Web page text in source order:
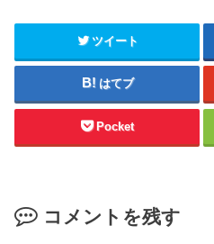
ツイート
はてブ
Pocket
コメントを残す